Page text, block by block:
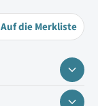
Auf die Merkliste